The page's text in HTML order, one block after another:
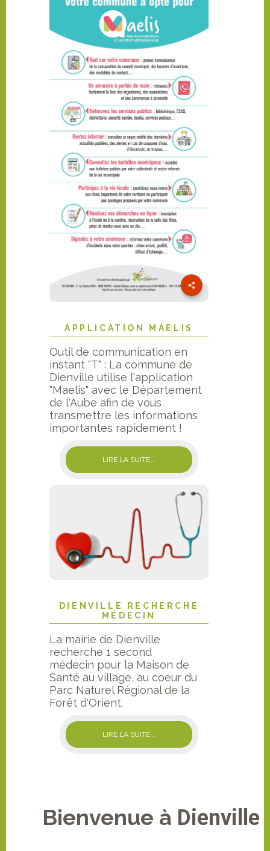
APPLICATION MAELIS
Outil de communication en
instant "T" : La commune de
Dienville utilise l'application
"Maelis" avec le Département
de l'Aube afin de vous
transmettre les informations
importantes rapidement !
LIRE LA SUITE...
DIENVILLE RECHERCHE
MÉDECIN
La mairie de Dienville
recherche 1 second
médecin pour la Maison de
Santé au village, au coeur du
Parc Naturel Régional de la
Forêt d'Orient.
LIRE LA SUITE...
Bienvenue à Dienville